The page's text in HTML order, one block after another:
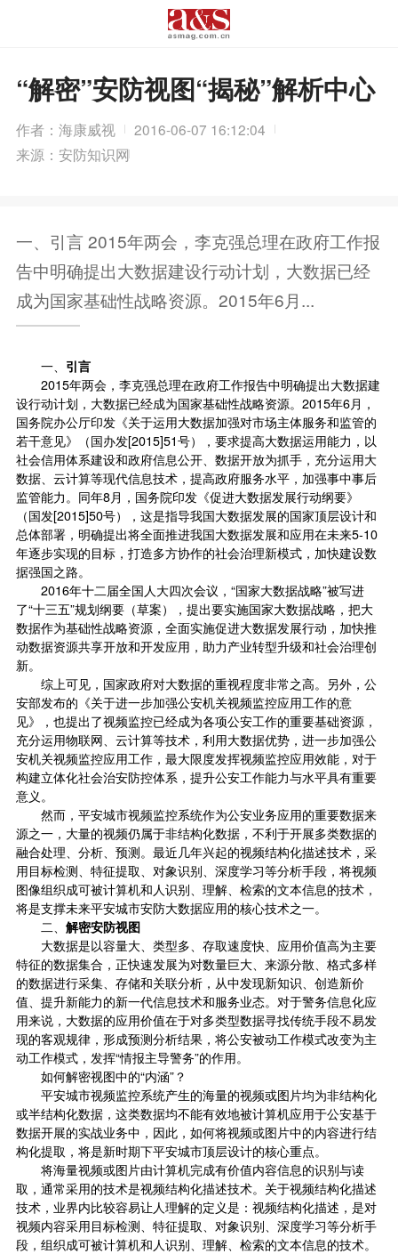
“解密”安防视图“揭秘”解析中心
作者：海康威视
2016-06-07 16:12:04
来源：安防知识网
一、引言 2015年两会，李克强总理在政府工作报
告中明确提出大数据建设行动计划，大数据已经
成为国家基础性战略资源。2015年6月...
一、 引言
2015年两会，李克强总理在政府工作报告中明确提出大数据建
设行动计划，大数据已经成为国家基础性战略资源。2015年6月，
国务院办公厅印发《关于运用大数据加强对市场主体服务和监管的
若干意见》（国办发[2015]51号），要求提高大数据运用能力，以
社会信用体系建设和政府信息公开、数据开放为抓手，充分运用大
数据、云计算等现代信息技术，提高政府服务水平，加强事中事后
监管能力。同年8月，国务院印发《促进大数据发展行动纲要》
（国发[2015]50号），这是指导我国大数据发展的国家顶层设计和
总体部署，明确提出将全面推进我国大数据发展和应用在未来5-10
年逐步实现的目标，打造多方协作的社会治理新模式，加快建设数
据强国之路。
2016年十二届全国人大四次会议，“国家大数据战略”被写进
了“十三五”规划纲要（草案），提出要实施国家大数据战略，把大
数据作为基础性战略资源，全面实施促进大数据发展行动，加快推
动数据资源共享开放和开发应用，助力产业转型升级和社会治理创
新。
综上可见，国家政府对大数据的重视程度非常之高。另外，公
安部发布的《关于进一步加强公安机关视频监控应用工作的意
见》，也提出了视频监控已经成为各项公安工作的重要基础资源，
充分运用物联网、云计算等技术，利用大数据优势，进一步加强公
安机关视频监控应用工作，最大限度发挥视频监控应用效能，对于
构建立体化社会治安防控体系，提升公安工作能力与水平具有重要
意义。
然而，平安城市视频监控系统作为公安业务应用的重要数据来
源之一，大量的视频仍属于非结构化数据，不利于开展多类数据的
融合处理、分析、预测。最近几年兴起的视频结构化描述技术，采
用目标检测、特征提取、对象识别、 深度学习等分析手段，将视频
图像组织成可被计算机和人识别、理解、检索的文本信息的技术，
将是支撑未来平安城市安防大数据应用的核心技术之一。
二、 解密安防视图
大数据是以容量大、类型多、存取速度快、应用价值高为主要
特征的数据集合，正快速发展为对数量巨大、来源分散、格式多样
的数据进行采集、存储和关联分析，从中发现新知识、创造新价
值、提升新能力的新一代信息技术和服务业态。对于警务信息化应
用来说，大数据的应用价值在于对多类型数据寻找传统手段不易发
现的客观规律，形成预测分析结果，将公安被动工作模式改变为主
动工作模式，发挥“情报主导警务”的作用。
如何解密视图中的“内涵”？
平安城市视频监控系统产生的海量的视频或图片均为非结构化
或半结构化数据，这类数据均不能有效地被计算机应用于公安基于
数据开展的实战业务中，因此，如何将视频或图片中的内容进行结
构化提取，将是新时期下平安城市顶层设计的核心重点。
将海量视频或图片由计算机完成有价值内容信息的识别与读
取，通常采用的技术是视频结构化描述技术。关于视频结构化描述
技术，业界内比较容易让人理解的定义是：视频结构化描述，是对
视频内容采用目标检测、特征提取、对象识别、深度学习等分析手
段，组织成可被计算机和人识别、理解、检索的文本信息的技术。